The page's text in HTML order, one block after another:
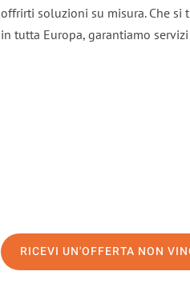
offrirti soluzioni su misura. Che si
in tutta Europa, garantiamo
RICEVI UN'OFFERTA NON